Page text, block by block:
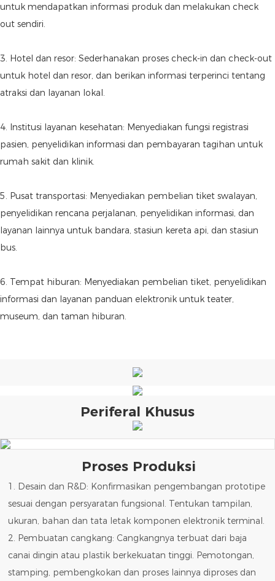
untuk mendapatkan informasi produk dan melakukan check
out sendiri.
3. Hotel dan resor: Sederhanakan proses check-in dan check-out
untuk hotel dan resor, dan berikan informasi terperinci tentang
atraksi dan layanan lokal.
4. Institusi layanan kesehatan: Menyediakan fungsi registrasi
pasien, penyelidikan informasi dan pembayaran tagihan untuk
rumah sakit dan klinik.
5. Pusat transportasi: Menyediakan pembelian tiket swalayan,
penyelidikan rencana perjalanan, penyelidikan informasi, dan
layanan lainnya untuk bandara, stasiun kereta api, dan stasiun
bus.
6. Tempat hiburan: Menyediakan pembelian tiket, penyelidikan
informasi dan layanan panduan elektronik untuk teater,
museum, dan taman hiburan.
Periferal Khusus
Proses Produksi
1. Desain dan R&D: Konfirmasikan pengembangan prototipe
sesuai dengan persyaratan fungsional. Tentukan tampilan,
ukuran, bahan dan tata letak komponen elektronik terminal.
2. Pembuatan cangkang: Cangkangnya terbuat dari baja
canai dingin atau plastik berkekuatan tinggi. Pemotongan,
stamping, pembengkokan dan proses lainnya diproses dan